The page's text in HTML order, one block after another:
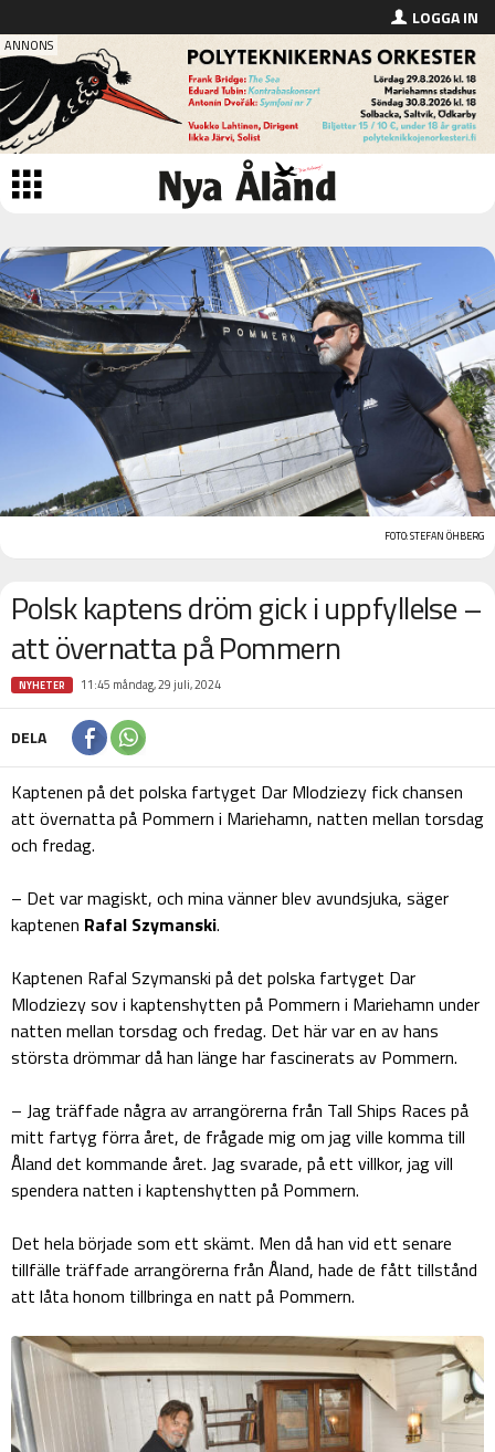
LOGGA IN
FOTO: STEFAN ÖHBERG
Polsk kaptens dröm gick i uppfyllelse –
att övernatta på Pommern
NYHETER 11:45 måndag, 29 juli, 2024
DELA
Kaptenen på det polska fartyget Dar Mlodziezy fick chansen
att övernatta på Pommern i Mariehamn, natten mellan torsdag
och fredag.
– Det var magiskt, och mina vänner blev avundsjuka, säger
kaptenen Rafal Szymanski.
Kaptenen Rafal Szymanski på det polska fartyget Dar
Mlodziezy sov i kaptenshytten på Pommern i Mariehamn under
natten mellan torsdag och fredag. Det här var en av hans
största drömmar då han länge har fascinerats av Pommern.
– Jag träffade några av arrangörerna från Tall Ships Races på
mitt fartyg förra året, de frågade mig om jag ville komma till
Åland det kommande året. Jag svarade, på ett villkor, jag vill
spendera natten i kaptenshytten på Pommern.
Det hela började som ett skämt. Men då han vid ett senare
tillfälle träffade arrangörerna från Åland, hade de fått tillstånd
att låta honom tillbringa en natt på Pommern.